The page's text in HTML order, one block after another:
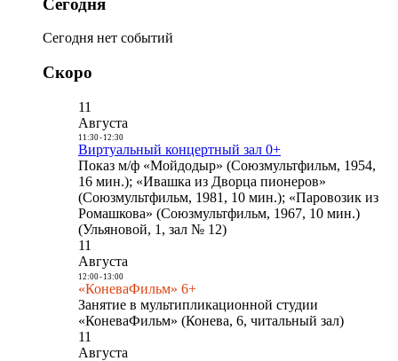
Сегодня
Сегодня нет событий
Скоро
11
Августа
11:30- 12:30
Виртуальный концертный зал 0+
Показ м/ф «Мойдодыр» (Союзмультфильм, 1954,
16 мин.); «Ивашка из Дворца пионеров»
(Союзмультфильм, 1981, 10 мин.); «Паровозик из
Ромашкова» (Союзмультфильм, 1967, 10 мин.)
(Ульяновой, 1, зал № 12)
11
Августа
12:00- 13:00
«КоневаФильм» 6+
Занятие в мультипликационной студии
«КоневаФильм» (Конева, 6, читальный зал)
11
Августа